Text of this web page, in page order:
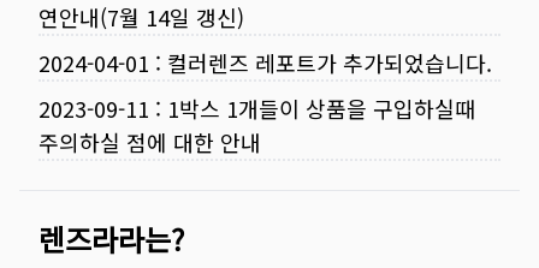
연안내(7월 14일 갱신)
2024-04-01 : 컬러렌즈 레포트가 추가되었습니다.
2023-09-11 : 1박스 1개들이 상품을 구입하실때
주의하실 점에 대한 안내
렌즈라라는?